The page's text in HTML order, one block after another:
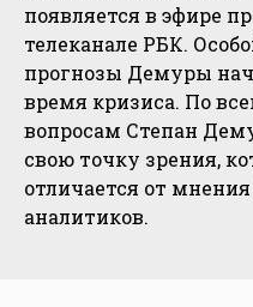
появляется в эфире
телеканале РБК.
прогнозы Демуры
время кризиса. По
вопросам Степан
свою точку зрения,
отличается от
аналитиков.